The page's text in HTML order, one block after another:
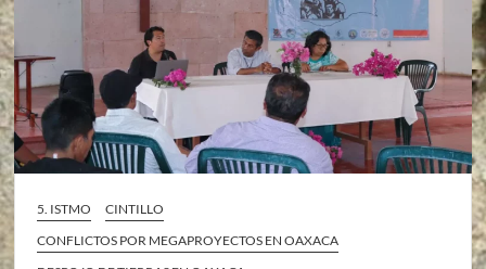
5. ISTMO
CINTILLO
CONFLICTOS POR MEGAPROYECTOS EN OAXACA